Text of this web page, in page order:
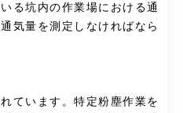
る坑内の作業場における通
気量を測定しなければなら
ています。特定粉塵作業を